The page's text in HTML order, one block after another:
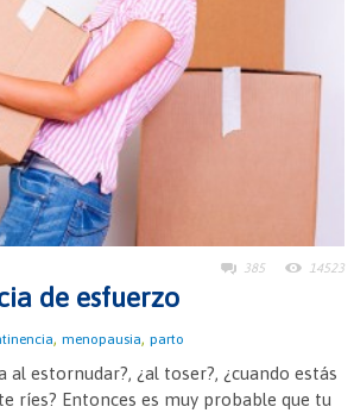
385 14523
de esfuerzo
, menopausia, parto
al estornudar?, ¿al toser?, ¿cuando estás
ríes? Entonces es muy probable que tu